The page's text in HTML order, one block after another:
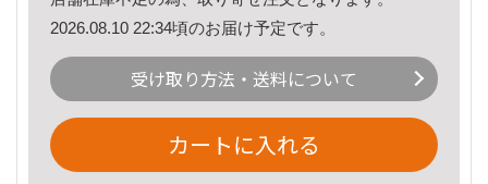
2026.08.10 22:34頃のお届け予定です。
受け取り方法・送料について
カートに入れる